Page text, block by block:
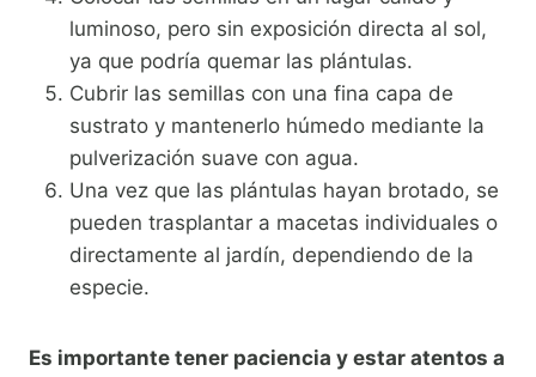
luminoso, pero sin exposición directa al sol,
ya que podría quemar las plántulas.
Cubrir las semillas con una fina capa de
sustrato y mantenerlo húmedo mediante la
pulverización suave con agua.
Una vez que las plántulas hayan brotado, se
pueden trasplantar a macetas individuales o
directamente al jardín, dependiendo de la
especie.
Es importante tener paciencia y estar atentos a